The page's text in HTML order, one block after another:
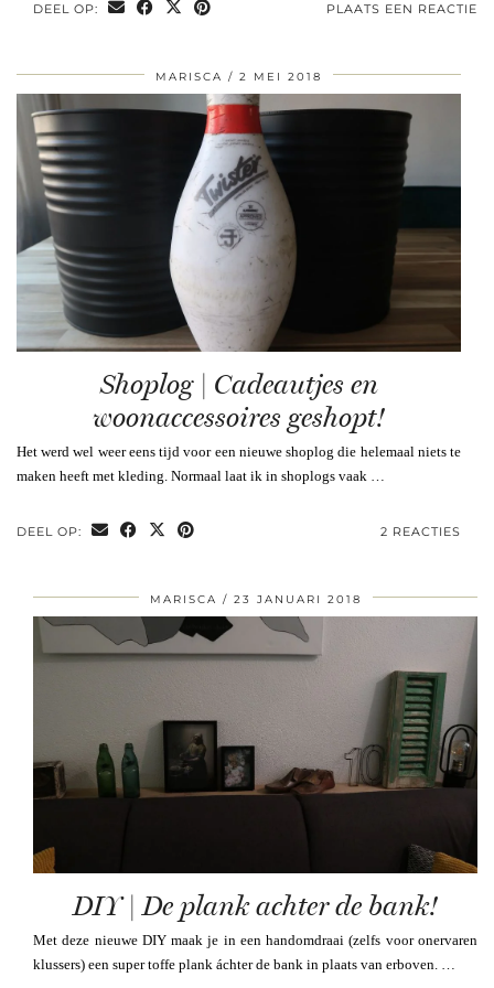
DEEL OP: PLAATS EEN REACTIE
MARISCA 2 MEI 2018
Shoplog | Cadeautjes en
woonaccessoires geshopt!
Het werd wel weer eens tijd voor een nieuwe shoplog die helemaal niets te
maken heeft met kleding. Normaal laat ik in shoplogs vaak …
DEEL OP: 2 REACTIES
MARISCA 23 JANUARI 2018
DIY | De plank achter de bank!
Met deze nieuwe DIY maak je in een handomdraai (zelfs voor onervaren
klussers) een super toffe plank áchter de bank in plaats van erboven. …